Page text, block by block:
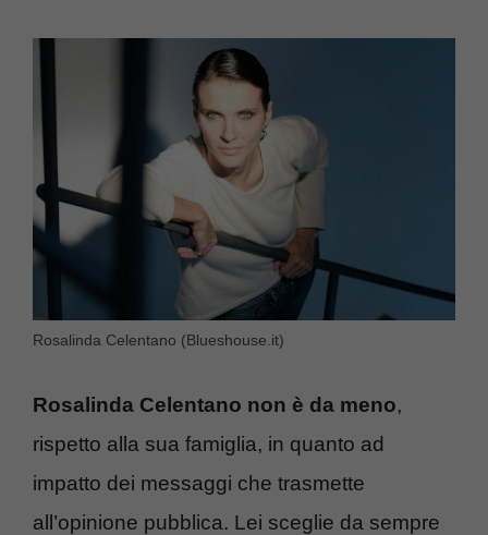
Rosalinda Celentano (Blueshouse.it)
Rosalinda Celentano non è da meno,
rispetto alla sua famiglia, in quanto ad
impatto dei messaggi che trasmette
all’opinione pubblica. Lei sceglie da sempre